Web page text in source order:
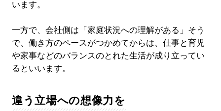
います。
一方で、会社側は「家庭状況への理解がある」そう
で、働き方のペースがつかめてからは、仕事と育児
や家事などのバランスのとれた生活が成り立ってい
るといいます。
違う立場への想像力を